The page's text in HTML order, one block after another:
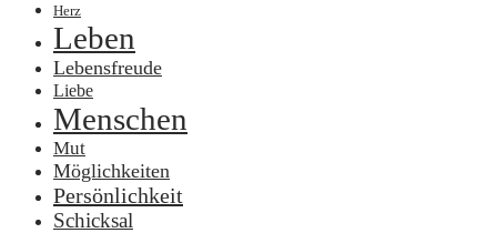
Herz
Leben
Lebensfreude
Liebe
Menschen
Mut
Möglichkeiten
Persönlichkeit
Schicksal